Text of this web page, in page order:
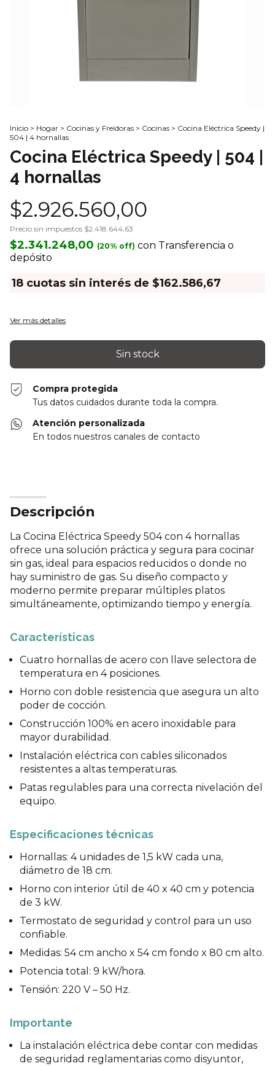
Inicio > Hogar > Cocinas y Freidoras > Cocinas > Cocina Eléctrica Speedy |
504 | 4 hornallas
Cocina Eléctrica Speedy | 504 |
4 hornallas
$2.926.560,00
Precio sin impuestos $2.418.644,63
$2.341.248,00 con Transferencia o
depósito
18 cuotas sin interés de $162.586,67
Ver más detalles
Compra protegida
Tus datos cuidados durante toda la compra.
Atención personalizada
En todos nuestros canales de contacto
Descripción
La Cocina Eléctrica Speedy 504 con 4 hornallas
ofrece una solución práctica y segura para cocinar
sin gas, ideal para espacios reducidos o donde no
hay suministro de gas. Su diseño compacto y
moderno permite preparar múltiples platos
simultáneamente, optimizando tiempo y energía.
Características
Cuatro hornallas de acero con llave selectora de
temperatura en 4 posiciones.
Horno con doble resistencia que asegura un alto
poder de cocción.
Construcción 100% en acero inoxidable para
mayor durabilidad.
Instalación eléctrica con cables siliconados
resistentes a altas temperaturas.
Patas regulables para una correcta nivelación del
equipo.
Especificaciones técnicas
Hornallas: 4 unidades de 1,5 kW cada una,
diámetro de 18 cm.
Horno con interior útil de 40 x 40 cm y potencia
de 3 kW.
Termostato de seguridad y control para un uso
confiable.
Medidas: 54 cm ancho x 54 cm fondo x 80 cm alto.
Potencia total: 9 kW/hora.
Tensión: 220 V – 50 Hz.
Importante
La instalación eléctrica debe contar con medidas
de seguridad reglamentarias como disyuntor,